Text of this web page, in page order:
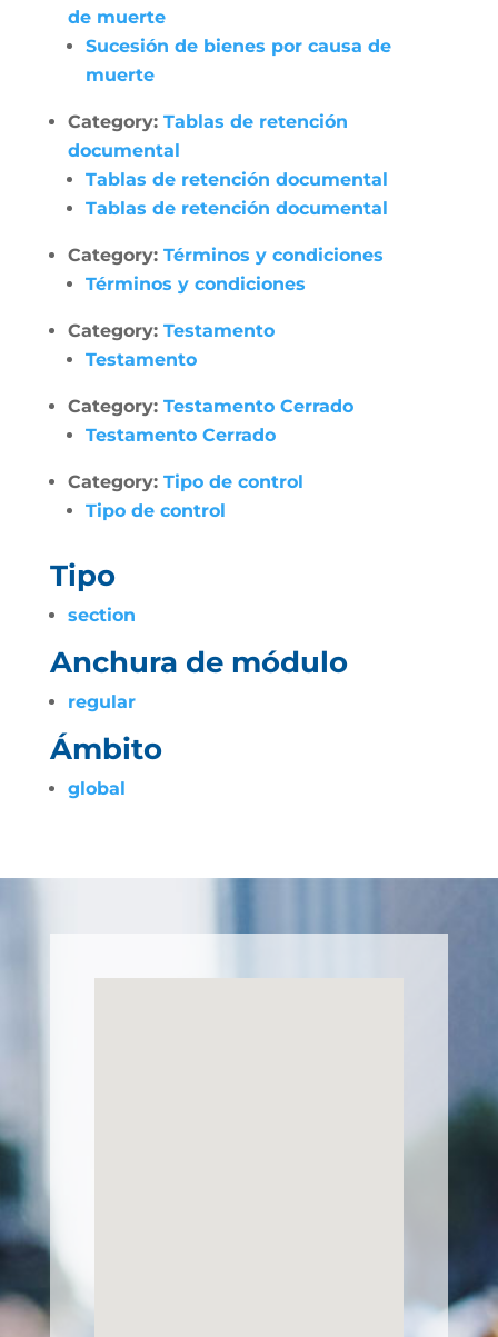
de muerte
Sucesión de bienes por causa de
muerte
Category: Tablas de retención
documental
Tablas de retención documental
Tablas de retención documental
Category: Términos y condiciones
Términos y condiciones
Category: Testamento
Testamento
Category: Testamento Cerrado
Testamento Cerrado
Category: Tipo de control
Tipo de control
Tipo
section
Anchura de módulo
regular
Ámbito
global